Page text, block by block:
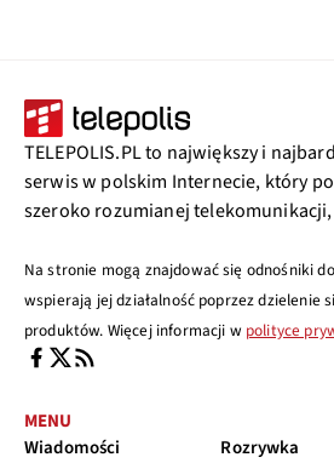
TELEPOLIS.PL to największy i
serwis w polskim Internecie, który
szeroko rozumianej
Na stronie mogą znajdować się odnośniki
wspierają jej działalność poprzez dzielenie
produktów. Więcej informacji w polityce
MENU
Wiadomości
Rozrywka